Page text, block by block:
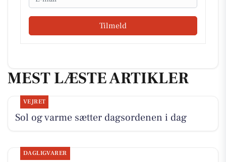
Tilmeld
MEST LÆSTE ARTIKLER
VEJRET
Sol og varme sætter dagsordenen i dag
DAGLIGVARER